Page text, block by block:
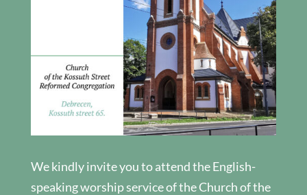
We kindly invite you to attend the English-
speaking worship service of the Church of the